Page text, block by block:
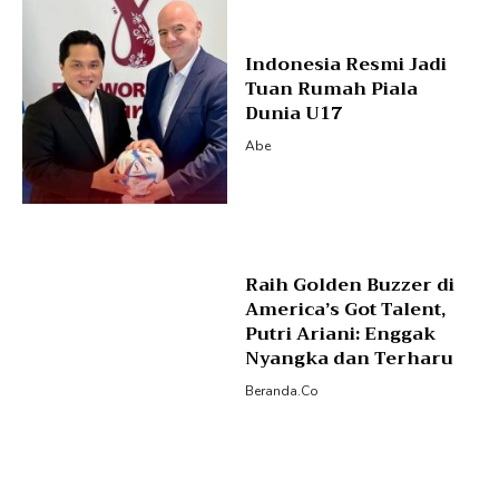
Indonesia Resmi Jadi
Tuan Rumah Piala
Dunia U17
Abe
Raih Golden Buzzer di
America’s Got Talent,
Putri Ariani: Enggak
Nyangka dan Terharu
Beranda.co